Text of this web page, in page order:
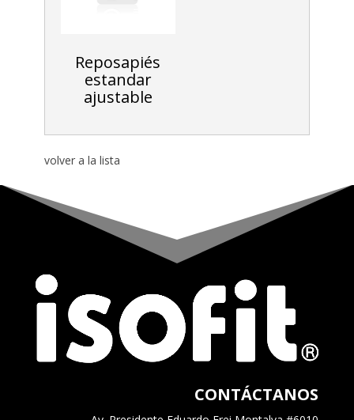
Reposapiés
estandar
ajustable
volver a la lista
CONTÁCTANOS